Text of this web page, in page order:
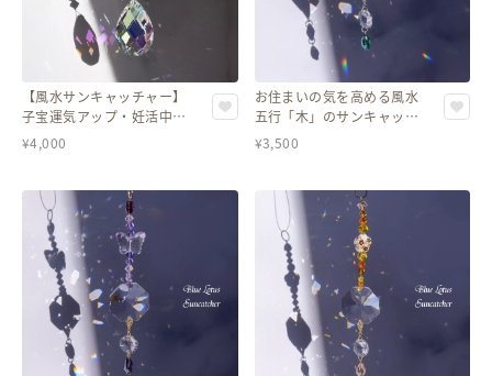
【風水サンキャッチャー】
子宝運気アップ・妊活中の
方にも◎＊マザーオブパー
ル＆アクアマリン入り
¥4,000
お住まいの気を高める風水
五行「木」のサンキャッチ
ャー＊長男＆長女の運気UP
にも◎
¥3,500